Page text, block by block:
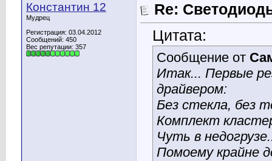
Константин 12
Мудрец
Регистрация: 03.04.2012
Сообщений: 450
Вес репутации: 357
Re:
Цитата:
Сообщение от
Итак... Первые
драйвером:
Без стекла, без
Комплект
Чуть в
Помоему крайне